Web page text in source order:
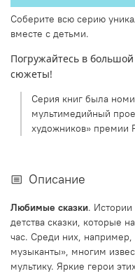
Соберите всю серию
вместе с детьми.
Погружайтесь в
сюжеты!
Серия книг была
мультимедийный
художников» премии
Описание
Любимые сказки. Истории
детства сказки, которые
час. Среди них, например,
музыканты», многим
мультику. Яркие герои